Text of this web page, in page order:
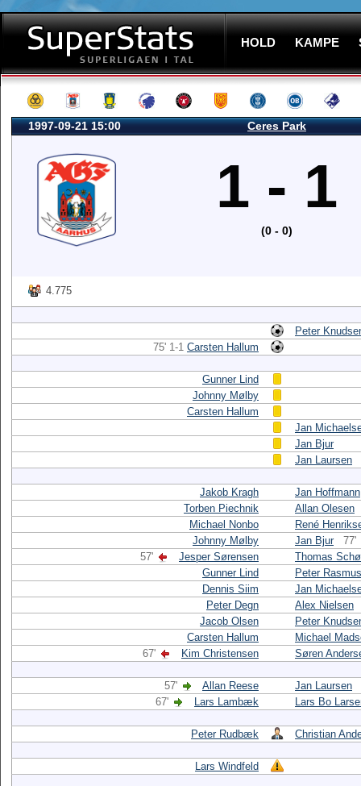
HOLD KAMPE
1997-09-21 15:00 Ceres Park
1 - 1
(0 - 0)
4.775
Peter
75' 1-1 Carsten Hallum
Gunner Lind
Johnny Mølby
Carsten Hallum
Jan
Jan Bjur
Jan Laursen
Jakob Kragh
Jan Hoffmann
Torben Piechnik
Allan Olesen
Michael Nonbo
René
Johnny Mølby
Jan Bjur
77'
57'
Jesper Sørensen
Thomas
Gunner Lind
Peter
Dennis Siim
Jan
Peter Degn
Alex Nielsen
Jacob Olsen
Peter
Carsten Hallum
Michael
67'
Kim Christensen Søren
57' Allan Reese
Jan Laursen
67'
Lars Lambæk Lars Bo
Peter Rudbæk Christian
Lars Windfeld